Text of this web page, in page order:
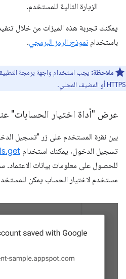
الزيارة التالية للمستخدم.
يمكنك تجربة هذه الميزات من خلال
باستخدام نموذج الرمز البرمجي.
ملاحظة: يجب استخدام واجهة برمجة
HTTPS أو المضيف المحلي.
عرض "أداة اختيار الحسابات"
بين نقرة المستخدم على زر "تسجيل
تسجيل الدخول، يمكنك استخدام
مستخدم لاختيار الحساب يمكن